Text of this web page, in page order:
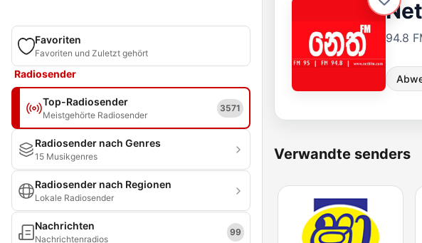
Favoriten
Favoriten und Zuletzt gehört
Radiosender
Top-Radiosender
Meistgehörte Radiosender
3571
Radiosender nach Genres
15 Musikgenres
Radiosender nach Regionen
Lokale Radiosender
Nachrichten
Nachrichtenradios
99
94.8
Verwandte senders